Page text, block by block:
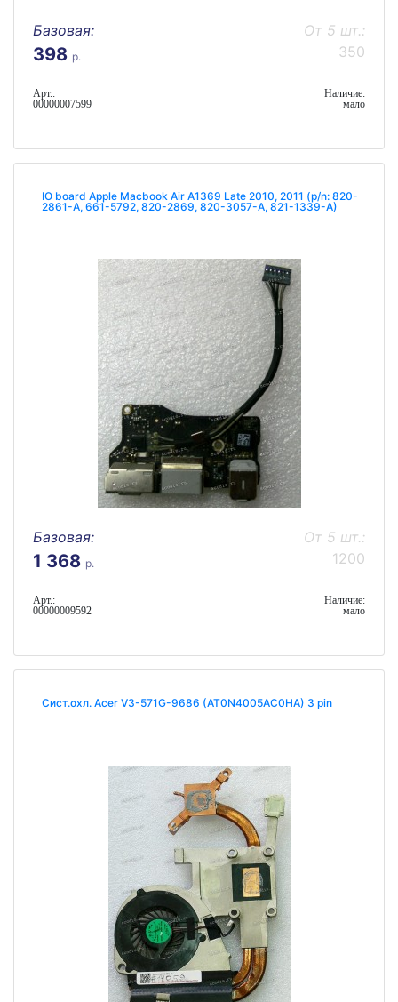
Базовая:
398 р.
От 5 шт.:
350
Арт.:
00000007599
Наличие:
мало
IO board Apple Macbook Air A1369 Late 2010, 2011 (p/n: 820-
2861-A, 661-5792, 820-2869, 820-3057-A, 821-1339-A)
Базовая:
1 368 р.
От 5 шт.:
1200
Арт.:
00000009592
Наличие:
мало
Сист.охл. Acer V3-571G-9686 (AT0N4005AC0HA) 3 pin